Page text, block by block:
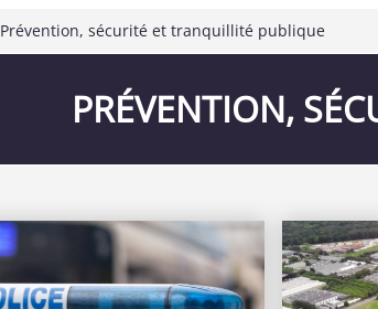
Prévention, sécurité et tranquillité publique
PRÉVENTION,